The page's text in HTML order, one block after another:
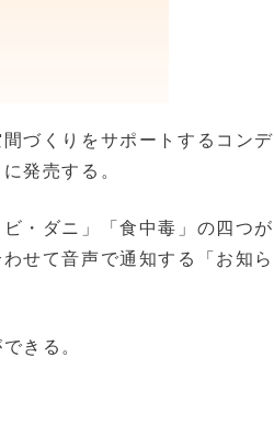
づくりをサポートするコンデ
発売する。
・ダニ」「食中毒」の四つが
せて音声で通知する「お知ら
きる。